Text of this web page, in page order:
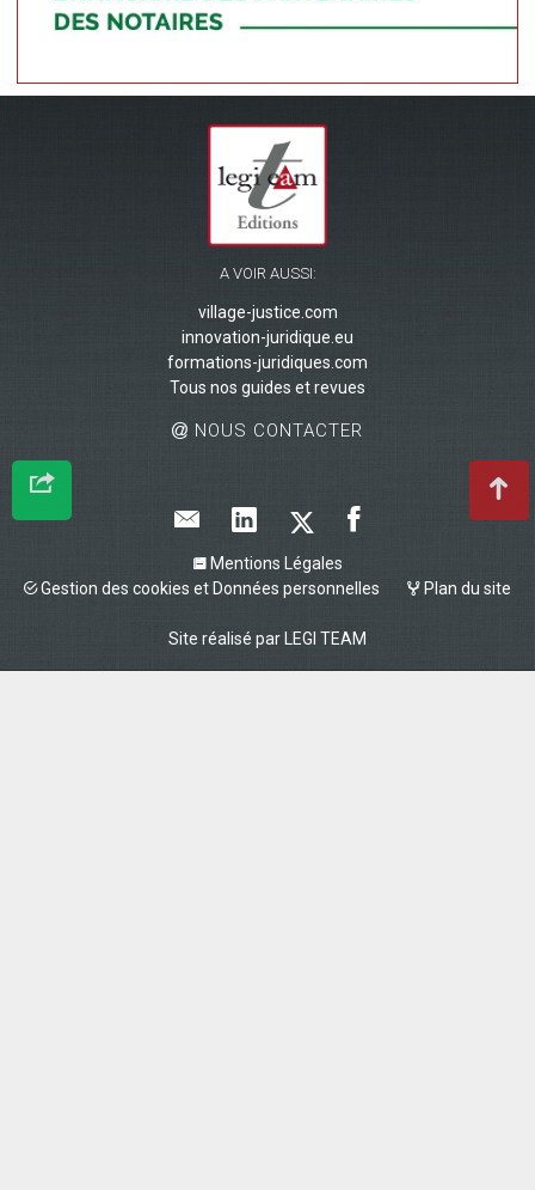
A VOIR AUSSI:
village-justice.com
innovation-juridique.eu
formations-juridiques.com
Tous nos guides et revues
NOUS CONTACTER
Mentions Légales
Gestion des cookies et Données personnelles
Plan du site
Site réalisé par LEGI TEAM